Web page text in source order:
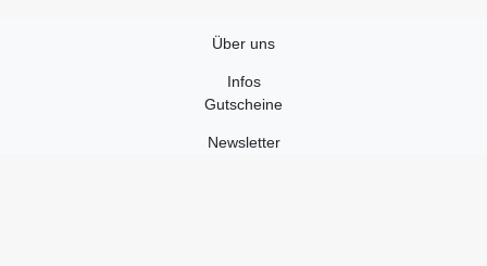
Über uns
Infos
Gutscheine
Newsletter